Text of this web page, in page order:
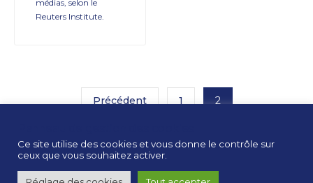
médias, selon le
Reuters Institute.
Précédent 1 2
Ce site utilise des cookies et vous donne le contrôle sur
ceux que vous souhaitez activer.